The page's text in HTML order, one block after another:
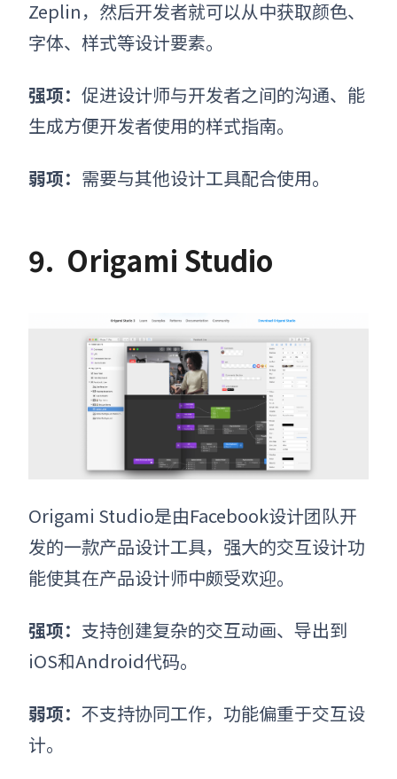
Zeplin，然后开发者就可以从中获取颜色、
字体、样式等设计要素。
强项： 促进设计师与开发者之间的沟通、能
生成方便开发者使用的样式指南。
弱项： 需要与其他设计工具配合使用。
9. Origami Studio
Origami Studio是由Facebook设计团队开
发的一款产品设计工具，强大的交互设计功
能使其在产品设计师中颇受欢迎。
强项： 支持创建复杂的交互动画、导出到
iOS和Android代码。
弱项： 不支持协同工作，功能偏重于交互设
计。